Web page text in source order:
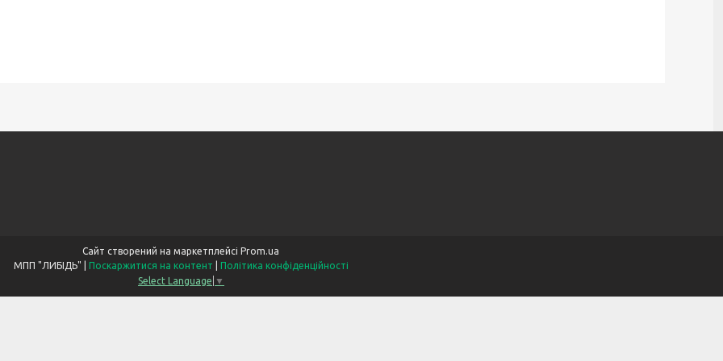
Сайт створений на маркетплейсі Prom.ua
Поскаржитися на контент
Політика конфіденційності
Select Language ▼